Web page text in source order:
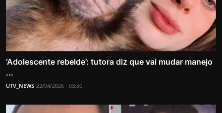
‘Adolescente rebelde’: tutora diz que vai mudar manejo
...
UTV_NEWS 22/04/2026 - 03:50